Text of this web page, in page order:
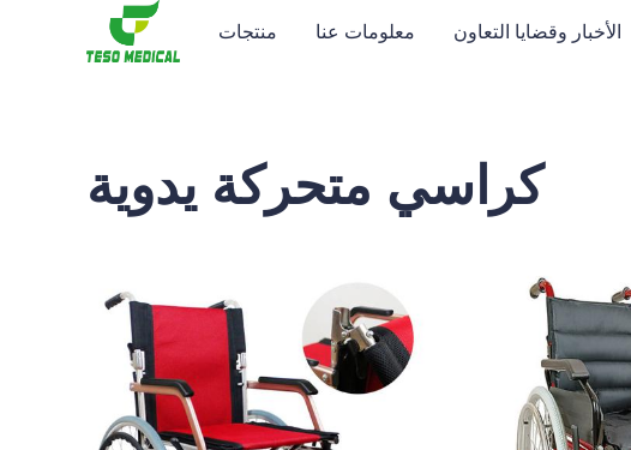
منتجات معلومات عنا الأخبار وقضايا التعاون
كراسي متحركة يدوية